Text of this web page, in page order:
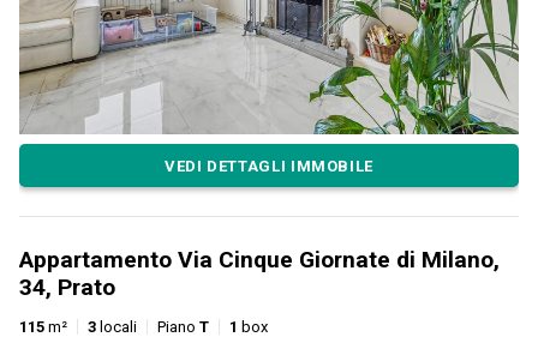
VEDI DETTAGLI IMMOBILE
Appartamento Via Cinque Giornate di Milano,
34, Prato
115 m² 3 locali Piano T 1 box